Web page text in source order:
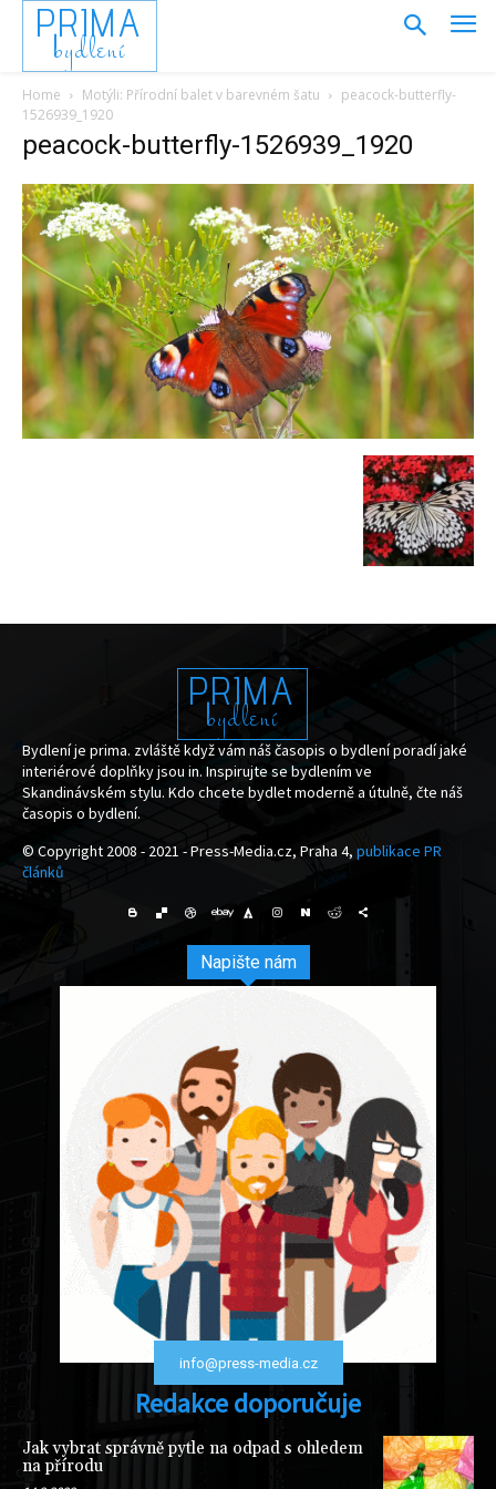
PRIMA
bydlení
Home Motýli: Přírodní balet v barevném šatu
peacock-butterfly-
1526939_1920
peacock-butterfly-1526939_1920
PRIMA
bydlení
Bydlení je prima. zvláště když vám náš časopis o bydlení poradí jaké
interiérové doplňky jsou in. Inspirujte se bydlením ve
Skandinávském stylu. Kdo chcete bydlet moderně a útulně, čte náš
časopis o bydlení.
© Copyright 2008 - 2021 - Press-Media.cz, Praha 4, publikace PR
článků
Napište nám
info@press-media.cz
Redakce doporučuje
Jak vybrat správně pytle na odpad s ohledem
na přírodu